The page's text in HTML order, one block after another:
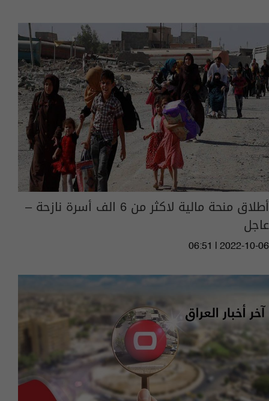
أطلاق منحة مالية لاكثر من 6 الف أسرة نازحة –
عاجل
06:51 | 2022-10-06